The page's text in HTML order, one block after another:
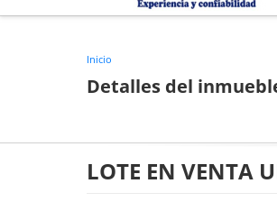
Inicio
Detalles del
LOTE EN VENTA